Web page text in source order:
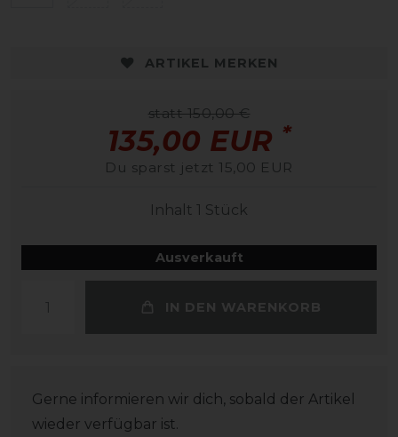
ARTIKEL MERKEN
statt 150,00 €
135,00 EUR *
Du sparst jetzt 15,00 EUR
Inhalt 1 Stück
Ausverkauft
IN DEN WARENKORB
Gerne informieren wir dich, sobald der Artikel
wieder verfügbar ist.